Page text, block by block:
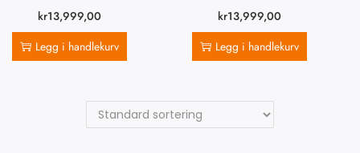
kr13,999,00
Legg i handlekurv
kr13,999,00
Legg i handlekurv